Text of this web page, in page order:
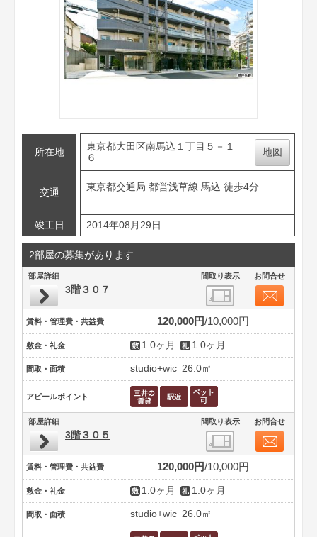
所在地
東京都大田区南馬込１丁目５－１
６
地図
交通
東京都交通局 都営浅草線 馬込 徒歩4分
竣工日 2014年08月29日
2部屋の募集があります
部屋詳細 間取り表示 お問合せ
3階３０７
賃料・管理費・共益費 120,000円 10,000円
敷金・礼金 1.0ヶ月 1.0ヶ月
間取・面積 studio+wic 26.0㎡
アピールポイント
部屋詳細 間取り表示 お問合せ
3階３０５
賃料・管理費・共益費 120,000円 10,000円
敷金・礼金 1.0ヶ月 1.0ヶ月
間取・面積 studio+wic 26.0㎡